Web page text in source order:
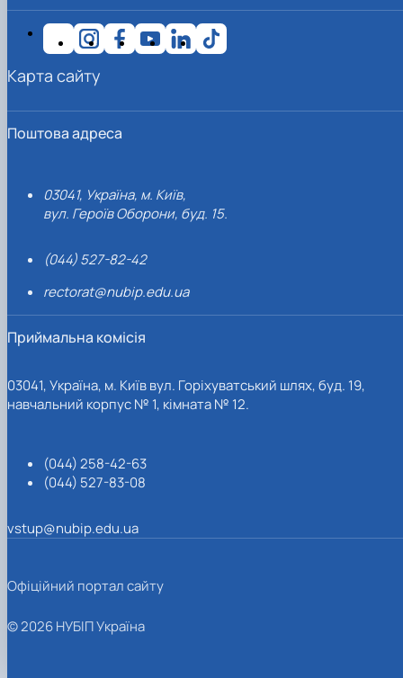
Поштова адреса
03041, Україна, м. Київ,
вул. Героїв Оборони, буд. 15.
(044) 527-82-42
rectorat@nubip.edu.ua
Приймальна комісія
03041, Україна, м. Київ вул. Горіхуватський шлях, буд. 19,
навчальний корпус № 1, кімната № 12.
(044) 258-42-63
(044) 527-83-08
vstup@nubip.edu.ua
Карта сайту
Офіційний портал сайту
© 2026 НУБІП Україна